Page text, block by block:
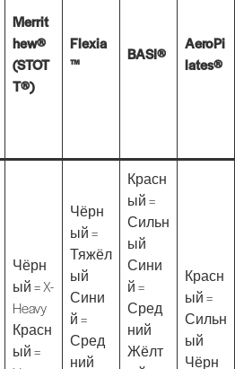
Merrit
hew®
(STOT
T®)
Flexia
™
BASI®
AeroPi
lates®
Чёрн
ый = X-
Heavy
Красн
ый =
Чёрн
ый =
Тяжёл
ый
Сини
й =
Сред
ний
Красн
ый =
Сильн
ый
Сини
й =
Сред
ний
Жёлт
Красн
ый =
Сильн
ый
Чёрн